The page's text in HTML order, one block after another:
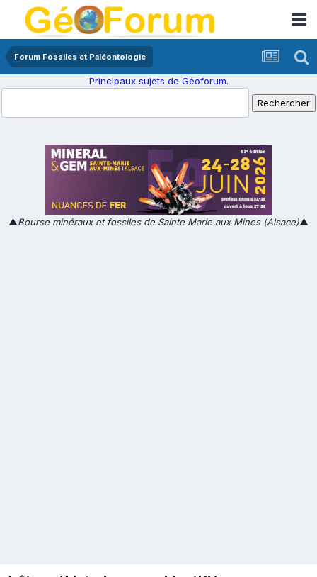
Forum Fossiles et Paléontologie
Principaux sujets de Géoforum.
▲Bourse minéraux et fossiles de Sainte Marie aux Mines (Alsace)▲